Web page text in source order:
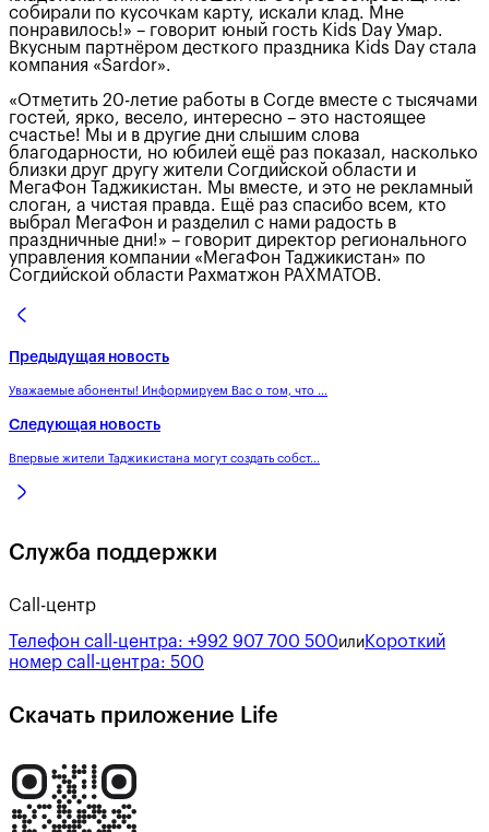
собирали по кусочкам карту, искали клад. Мне
понравилось!» – говорит юный гость Kids Day Умар.
Вкусным партнёром десткого праздника Kids Day стала
компания «Sardor».
«Отметить 20-летие работы в Согде вместе с тысячами
гостей, ярко, весело, интересно – это настоящее
счастье! Мы и в другие дни слышим слова
благодарности, но юбилей ещё раз показал, насколько
близки друг другу жители Согдийской области и
МегаФон Таджикистан. Мы вместе, и это не рекламный
слоган, а чистая правда. Ещё раз спасибо всем, кто
выбрал МегаФон и разделил с нами радость в
праздничные дни!» – говорит директор регионального
управления компании «МегаФон Таджикистан» по
Согдийской области Рахматжон РАХМАТОВ.
Предыдущая новость
Уважаемые абоненты! Информируем Вас о том, что ...
Следующая новость
Впервые жители Таджикистана могут создать собст...
Служба поддержки
Call-центр
Телефон call-центра: +992 907 700 500или Короткий
номер call-центра: 500
Скачать приложение Life